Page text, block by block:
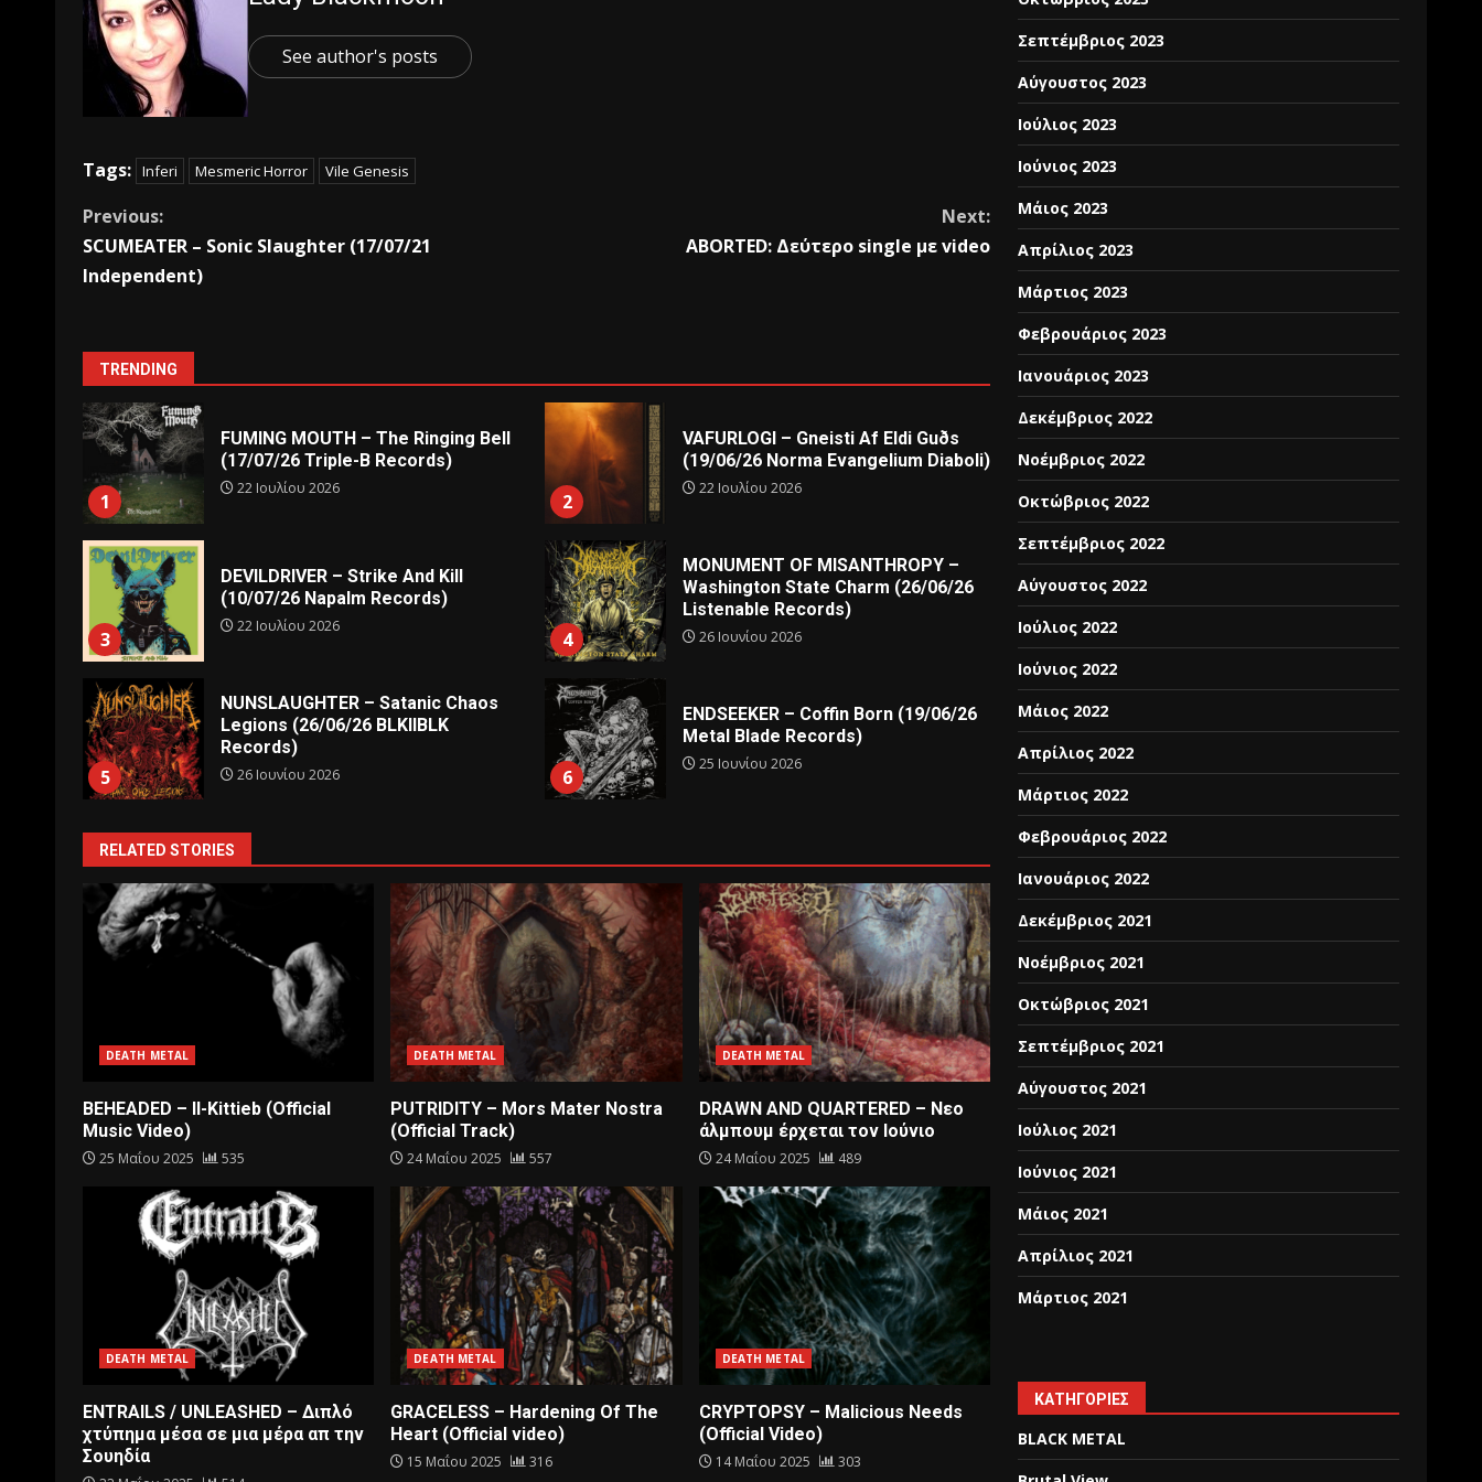
See author's posts
Tags: Inferi Mesmeric Horror Vile Genesis
Previous:
SCUMEATER – Sonic Slaughter (17/07/21
Independent)
Next:
ABORTED: Δεύτερο single με video
TRENDING
1
FUMING MOUTH – The Ringing Bell
(17/07/26 Triple-B Records)
22 Ιουλίου 2026
2
VAFURLOGI – Gneisti Af Eldi Guðs
(19/06/26 Norma Evangelium Diaboli)
22 Ιουλίου 2026
3
DEVILDRIVER – Strike And Kill
(10/07/26 Napalm Records)
22 Ιουλίου 2026
4
MONUMENT OF MISANTHROPY –
Washington State Charm (26/06/26
Listenable Records)
26 Ιουνίου 2026
5
NUNSLAUGHTER – Satanic Chaos
Legions (26/06/26 BLKIIBLK
Records)
26 Ιουνίου 2026 6
ENDSEEKER – Coffin Born (19/06/26
Metal Blade Records)
25 Ιουνίου 2026
RELATED STORIES
DEATH METAL
BEHEADED – Il-Kittieb (Official
Music Video)
25 Μαΐου 2025 535
DEATH METAL
PUTRIDITY – Mors Mater Nostra
(Official Track)
24 Μαΐου 2025 557
DEATH METAL
DRAWN AND QUARTERED – Nεο
άλμπουμ έρχεται τον Ιούνιο
24 Μαΐου 2025 489
DEATH METAL
ENTRAILS / UNLEASHED – Διπλό
χτύπημα μέσα σε μια μέρα απ την
Σουηδία
DEATH METAL
GRACELESS – Hardening Of The
Heart (Official video)
15 Μαΐου 2025 316
DEATH METAL
CRYPTOPSY – Malicious Needs
(Official Video)
14 Μαΐου 2025 303
Σεπτέμβριος 2023
Αύγουστος 2023
Ιούλιος 2023
Ιούνιος 2023
Μάιος 2023
Απρίλιος 2023
Μάρτιος 2023
Φεβρουάριος 2023
Ιανουάριος 2023
Δεκέμβριος 2022
Νοέμβριος 2022
Οκτώβριος 2022
Σεπτέμβριος 2022
Αύγουστος 2022
Ιούλιος 2022
Ιούνιος 2022
Μάιος 2022
Απρίλιος 2022
Μάρτιος 2022
Φεβρουάριος 2022
Ιανουάριος 2022
Δεκέμβριος 2021
Νοέμβριος 2021
Οκτώβριος 2021
Σεπτέμβριος 2021
Αύγουστος 2021
Ιούλιος 2021
Ιούνιος 2021
Μάιος 2021
Απρίλιος 2021
Μάρτιος 2021
KΑΤΗΓΟΡΊΕΣ
BLACK METAL